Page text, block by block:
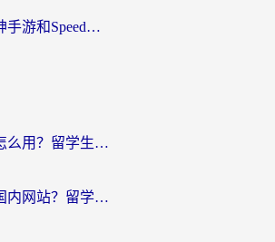
海外党必看：雷神手游和SpeedCN好用吗？3招选对回国加速器无缝刷国内资源
腾讯视频在海外怎么用？留学生亲测有效的回国加速器攻略
在国外如何浏览国内网站？留学生&海外华人的无缝访问指南